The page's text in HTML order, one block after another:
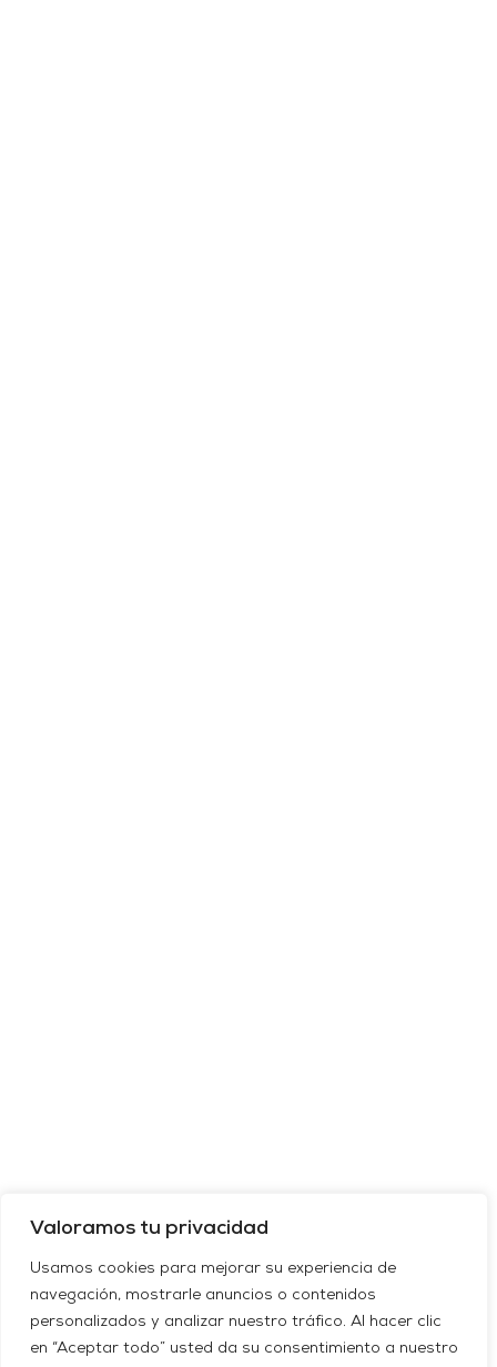
Valoramos tu privacidad
Usamos cookies para mejorar su experiencia de
navegación, mostrarle anuncios o contenidos
personalizados y analizar nuestro tráfico. Al hacer clic
en “Aceptar todo” usted da su consentimiento a nuestro